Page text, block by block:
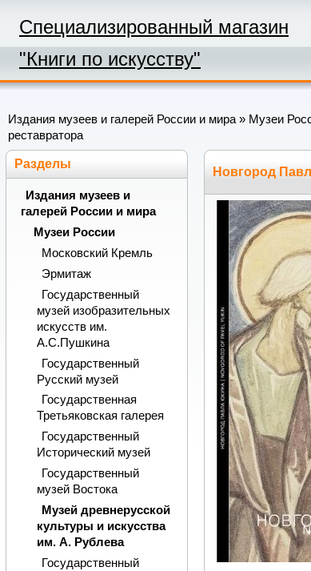
Специализированный магазин
"Книги по искусству"
Издания музеев и галерей России и мира» Музеи
реставратора
Новгород
Разделы
Издания музеев и
галерей России и мира
Музеи России
Московский Кремль
Эрмитаж
Государственный
музей изобразительных
искусств им.
А.С.Пушкина
Государственный
Русский музей
Государственная
Третьяковская галерея
Государственный
Исторический музей
Государственный
музей Востока
Музей древнерусской
культуры и искусства
им. А. Рублева
Государственный